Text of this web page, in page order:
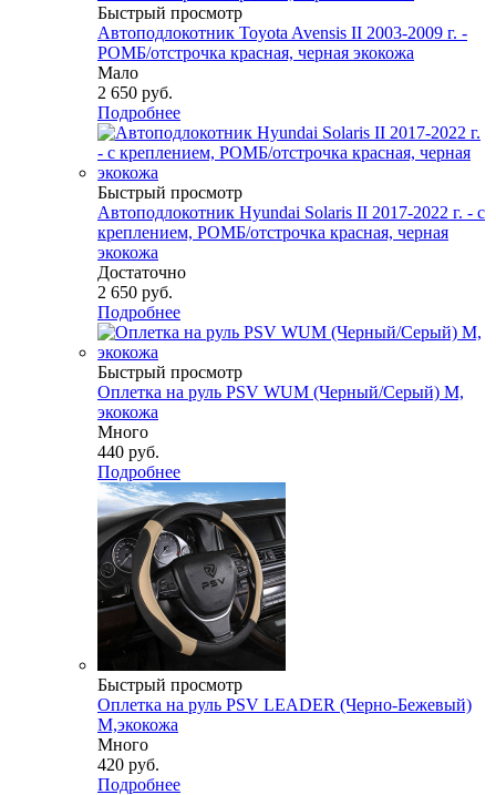
Быстрый просмотр
Автоподлокотник Toyota Avensis II 2003-2009 г. -
РОМБ/отстрочка красная, черная экокожа
Мало
2 650 руб.
Подробнее
Быстрый просмотр
Автоподлокотник Hyundai Solaris II 2017-2022 г. - с
креплением, РОМБ/отстрочка красная, черная
экокожа
Достаточно
2 650 руб.
Подробнее
Быстрый просмотр
Оплетка на руль PSV WUM (Черный/Серый) M,
экокожа
Много
440 руб.
Подробнее
Быстрый просмотр
Оплетка на руль PSV LEADER (Черно-Бежевый)
M,экокожа
Много
420 руб.
Подробнее